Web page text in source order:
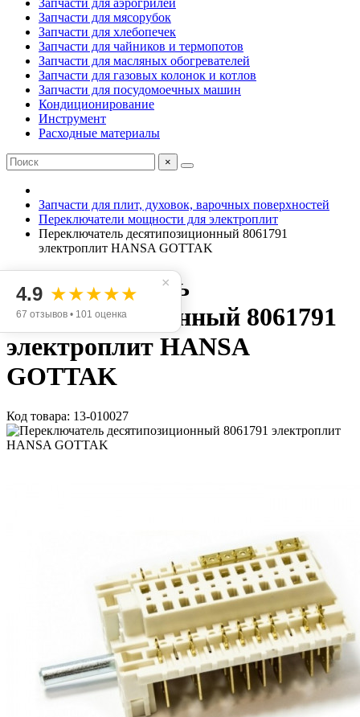
Запчасти для аэрогрилей
Запчасти для мясорубок
Запчасти для хлебопечек
Запчасти для чайников и термопотов
Запчасти для масляных обогревателей
Запчасти для газовых колонок и котлов
Запчасти для посудомоечных машин
Кондиционирование
Инструмент
Расходные материалы
×
Запчасти для плит, духовок, варочных поверхностей
Переключатели мощности для электроплит
Переключатель десятипозиционный 8061791
электроплит HANSA GOTTAK
Переключатель
десятипозиционный 8061791
электроплит HANSA
GOTTAK
Код товара: 13-010027
×
4.9 ★★★★★
67 отзывов • 101 оценка